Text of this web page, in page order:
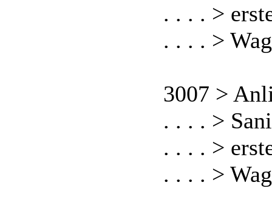
. . . . >
. . . . >
3007 >
. . . . >
. . . . >
. . . . >